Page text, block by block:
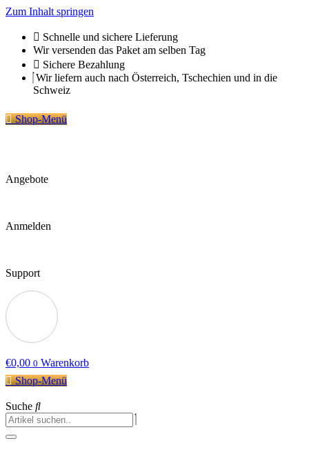
Zum Inhalt springen
Schnelle und sichere Lieferung
Wir versenden das Paket am selben Tag
Sichere Bezahlung
Wir liefern auch nach Österreich, Tschechien und in die
Schweiz
Shop-Menü
Angebote
Anmelden
Support
€0,00 0 Warenkorb
Shop-Menü
Suche